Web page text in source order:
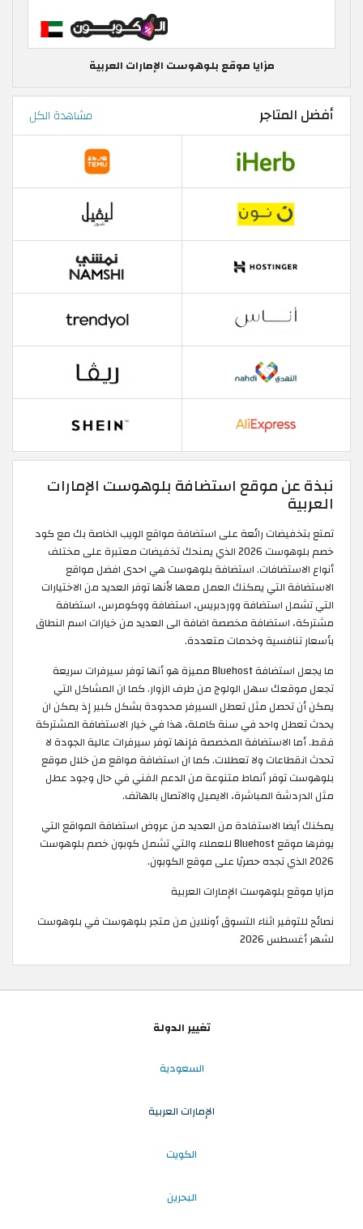
مزايا موقع بلوهوست الإمارات العربية
أفضل المتاجر مشاهدة الكل
نبذة عن موقع استضافة بلوهوست الإمارات
العربية
تمتع بتخفيضات رائعة على استضافة مواقع الويب الخاصة بك مع كود
خصم بلوهوست 2026 الذي يمنحك تخفيضات معتبرة على مختلف
أنواع الاستضافات. استضافة بلوهوست هي احدى افضل مواقع
الاستضافة التي يمكنك العمل معها لأنها توفر العديد من الاختيارات
التي تشمل استضافة ووردبريس، استضافة ووكومرس، استضافة
مشتركة، استضافة مخصصة اضافة الى العديد من خيارات اسم النطاق
بأسعار تنافسية وخدمات متعددة.
ما يجعل استضافة Bluehost مميزة هو أنها توفر سيرفرات سريعة
تجعل موقعك سهل الولوج من طرف الزوار. كما ان المشاكل التي
يمكن أن تحصل مثل تعطل السيرفر محدودة بشكل كبير إذ يمكن ان
يحدث تعطل واحد في سنة كاملة، هذا في خيار الاستضافة المشتركة
فقط. أما الاستضافة المخصصة فإنها توفر سيرفرات عالية الجودة لا
تحدث انقطاعات ولا تعطلات. كما ان استضافة مواقع من خلال موقع
بلوهوست توفر أنماط متنوعة من الدعم الفني في حال وجود عطل
مثل الدردشة المباشرة، الايميل والاتصال بالهاتف.
يمكنك أيضا الاستفادة من العديد من عروض استضافة المواقع التي
يوفرها موقع Bluehost للعملاء والتي تشمل كوبون خصم بلوهوست
2026 الذي تجده حصريًا على موقع الكوبون.
مزايا موقع بلوهوست الإمارات العربية
نصائح للتوفير اثناء التسوق أونلاين من متجر بلوهوست في بلوهوست
لشهر أغسطس 2026
تغيير الدولة
السعودية
الإمارات العربية
الكويت
البحرين